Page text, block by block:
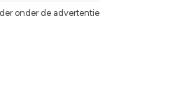
onder de advertentie